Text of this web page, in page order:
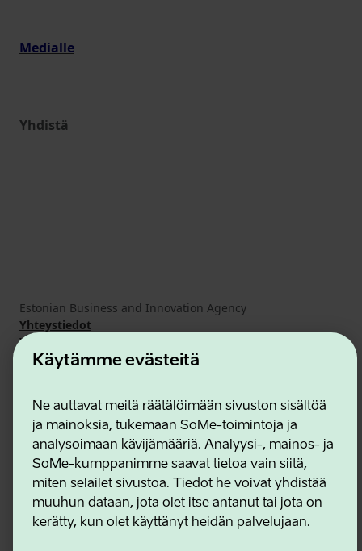
Käytämme evästeitä
Ne auttavat meitä räätälöimään sivuston sisältöä
ja mainoksia, tukemaan SoMe-toimintoja ja
analysoimaan kävijämääriä. Analyysi-, mainos- ja
SoMe-kumppanimme saavat tietoa vain siitä,
miten selailet sivustoa. Tiedot he voivat yhdistää
muuhun dataan, jota olet itse antanut tai jota on
kerätty, kun olet käyttänyt heidän palvelujaan.
Medialle
Yhdistä
Estonian Business and Innovation Agency
Yhteystiedot
Yhteistyökumppanit
Käyttöehdot